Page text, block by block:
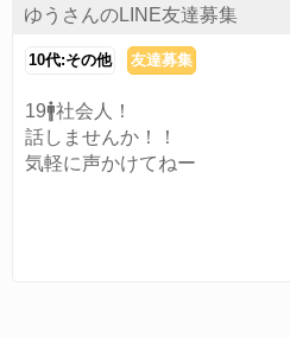
ゆうさんのLINE友達募集
10代:その他 友達募集
19🚹社会人！
話しませんか！！
気軽に声かけてねー